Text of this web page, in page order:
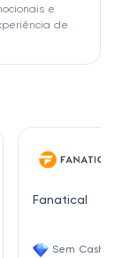
Fanatical
Sem
e
de